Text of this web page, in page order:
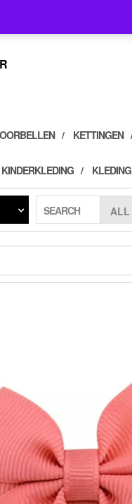
OORBELLEN KETTINGEN
KINDERKLEDING KLEDING
SEARCH